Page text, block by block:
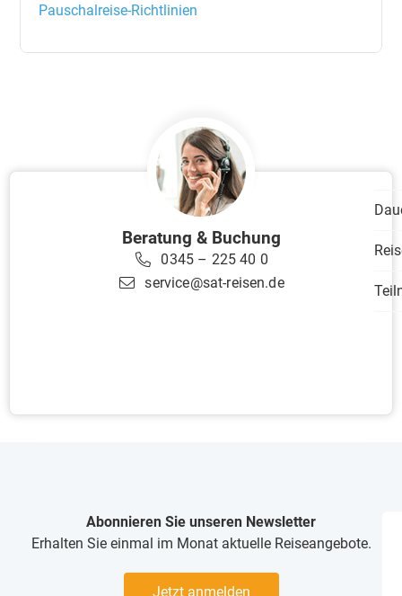
Pauschalreise-Richtlinien
Beratung & Buchung
0345 – 225 40 0
service@sat-reisen.de
Abonnieren Sie unseren Newsletter
Erhalten Sie einmal im Monat aktuelle Reiseangebote.
Jetzt anmelden